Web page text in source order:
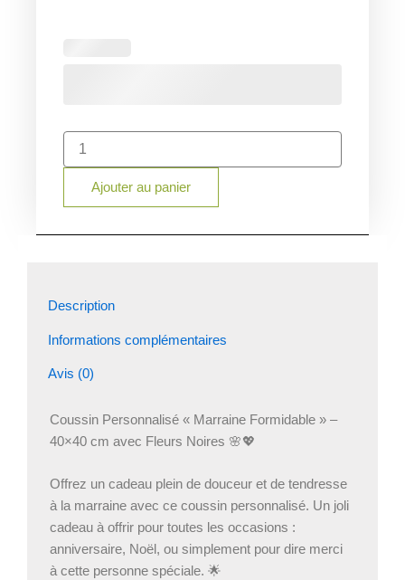
Ajouter au panier
Description
Informations complémentaires
Avis (0)
Coussin Personnalisé « Marraine Formidable » –
40×40 cm avec Fleurs Noires 🌸💖
Offrez un cadeau plein de douceur et de tendresse
à la marraine avec ce coussin personnalisé. Un joli
cadeau à offrir pour toutes les occasions :
anniversaire, Noël, ou simplement pour dire merci
à cette personne spéciale. 🌟